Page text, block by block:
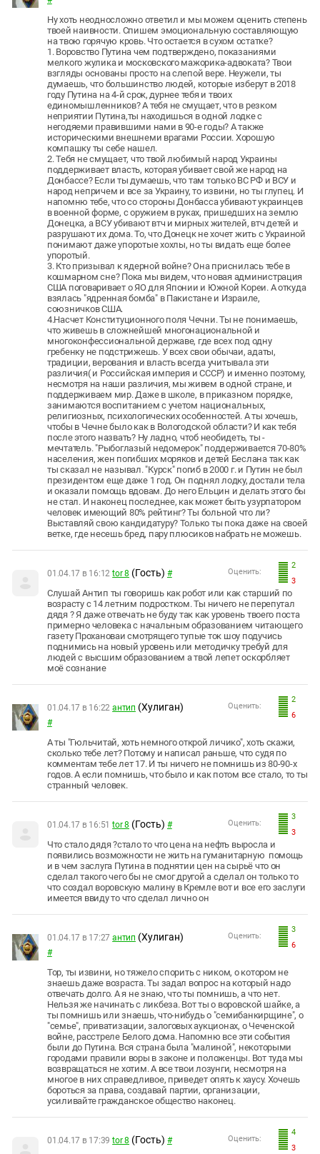
Ну хоть неодносложно ответил и мы можем оценить степень
твоей наивности. Спишем эмоциональную составляющую
на твою горячую кровь. Что остается в сухом остатке?
1. Воровство Путина чем подтверждено, показаниями
мелкого жулика и московского мажорика-адвоката? Твои
взгляды основаны просто на слепой вере. Неужели, ты
думаешь, что большинство людей, которые изберут в 2018
году Путина на 4-й срок, дурнее тебя и твоих
единомышленников? А тебя не смущает, что в резком
неприятии Путина,ты находишься в одной лодке с
негодяеми правившими нами в 90-е годы? А также
историческими внешнеми врагами России. Хорошую
компашку ты себе нашел.
2. Тебя не смущает, что твой любимый народ Украины
поддерживает власть, которая убивает свой же народ на
Донбассе? Если ты думаешь, что там только ВС РФ и ВСУ и
народ непричем и все за Украину, то извини, но ты глупец. И
напомню тебе, что со стороны Донбасса убивают украинцев
в военной форме, с оружием в руках, пришедших на землю
Донецка, а ВСУ убивают втч и мирных жителей, втч детей и
разрушают их дома. То, что Донецк не хочет жить с Украиной
понимают даже упоротые хохлы, но ты видать еще более
упоротый.
3. Кто призывал к ядерной войне? Она приснилась тебе в
кошмарном сне? Пока мы видем, что новая администрация
США поговаривает о ЯО для Японии и Южной Кореи. А откуда
взялась "ядренная бомба" в Пакистане и Израиле,
союзничков США.
4.Насчет Конституционного поля Чечни. Ты не понимаешь,
что живешь в сложнейшей многонациональной и
многоконфессиональной державе, где всех под одну
гребенку не подстрижешь. У всех свои обычаи, адаты,
традиции, верования и власть всегда учитывала эти
различия( и Российская империя и СССР) и именно поэтому,
несмотря на наши различия, мы живем в одной стране, и
поддерживаем мир. Даже в школе, в приказном порядке,
занимаются воспитанием с учетом национальных,
религиозных, психологических особенностей. А ты хочешь,
чтобы в Чечне было как в Вологодской области? И как тебя
после этого назвать? Ну ладно, чтоб необидеть, ты -
мечтатель. "Рыбоглазый недомерок" поддерживается 70-80%
населения, жен погибших моряков и детей Беслана так как
ты сказал не называл. "Курск" погиб в 2000 г. и Путин не был
президентом еще даже 1 год. Он поднял лодку, достали тела
и оказали помощь вдовам. До него Ельцин и делать этого бы
не стал. И наконец последнее, как может быть узурпатором
человек имеющий 80% рейтинг? Ты больной что ли?
Выставляй свою кандидатуру? Только ты пока даже на своей
ветке, где несешь бред, пару плюсиков набрать не можешь.
2
3
Оценить:
01.04.17 в 16:12 tor 8 (Гость) #
Слушай Антип ты говоришь как робот или как старший по
возрасту с 14 летним подростком. Ты ничего не перепутал
дядя ? Я даже отвечать не буду так как уровень твоего поста
примерно человека с начальным образованием читающего
газету Прохановаи смотрящего тупые ток шоу подучись
поднимись на новый уровень или методичку требуй для
людей с высшим образованием а твой лепет оскорбляет
моё сознание
2
6
Оценить:
01.04.17 в 16:22 антип (Хулиган)
#
А ты "Гюльчитай, хоть немного открой личико", хоть скажи,
сколько тебе лет? Потому и написал раньше, что судя по
комментам тебе лет 17. И ты ничего не помнишь из 80-90-х
годов. А если помнишь, что было и как потом все стало, то ты
странный человек.
3
3
Оценить:
01.04.17 в 16:51 tor 8 (Гость) #
Что стало дядя ?стало то что цена на нефть выросла и
появились возможности не жить на гуманитарную помощь
и в чем заслуга Путина в поднятии цен на сырьё что он
сделал такого чего бы не смог другой а сделал он только то
что создал воровскую малину в Кремле вот и все его заслуги
имеется ввиду то что сделал лично он
3
6
Оценить:
01.04.17 в 17:27 антип (Хулиган)
#
Тор, ты извини, но тяжело спорить с ником, о котором не
знаешь даже возраста. Ты задал вопрос на который надо
отвечать долго. А я не знаю, что ты помнишь, а что нет.
Нельзя же начинать с ликбеза. Вот ты о воровской шайке, а
ты помнишь или знаешь, что-нибудь о "семибанкирщине", о
"семье", приватизации, залоговых аукционах, о Чеченской
войне, расстреле Белого дома. Напомню все эти события
были до Путина. Вся страна была "малиной", некоторыми
городами правили воры в законе и положенцы. Вот туда мы
возвращаться не хотим. А все твои лозунги, несмотря на
многое в них справедливое, приведет опять к хаусу. Хочешь
бороться за права, создавай партии, организации,
усиливайте гражданское общество наконец.
4
3
Оценить:
01.04.17 в 17:39 tor 8 (Гость) #